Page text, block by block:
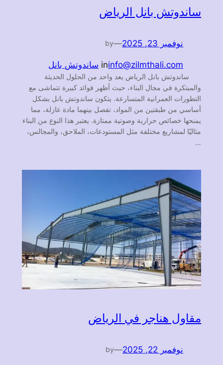
ساندوتش بانل الرياض
نوفمبر 23, 2025 —
by
info@zilmthali.com
in ساندوتش بانل
ساندوتش بانل الرياض يعد واحد من الحلول الحديثة
والمبتكرة في مجال البناء، حيث أظهر فوائد كبيرة تتماشى مع
التطورات العمرانية المتسارعة. يتكون ساندوتش بانل بشكل
أساسي من طبقتين من المواد، تفصل بينهما مادة عازلة، مما
يمنحها خصائص حرارية وصوتية ممتازة. يعتبر هذا النوع من البناء
مثاليًا لمشاريع مختلفة مثل المستودعات، الملاحق، والمجالس،
…
مقاول هناجر في الرياض
نوفمبر 22, 2025 —
by